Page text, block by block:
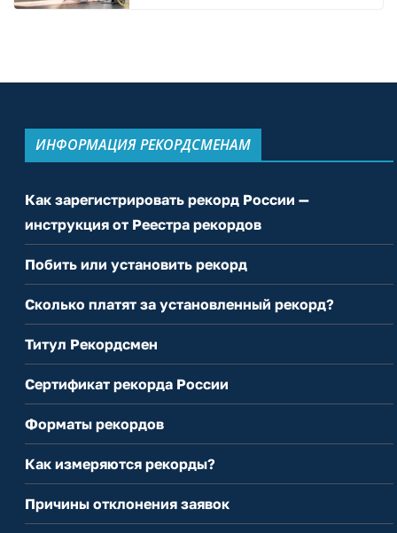
ИНФОРМАЦИЯ РЕКОРДСМЕНАМ
Как зарегистрировать рекорд России —
инструкция от Реестра рекордов
Побить или установить рекорд
Сколько платят за установленный рекорд?
Титул Рекордсмен
Сертификат рекорда России
Форматы рекордов
Как измеряются рекорды?
Причины отклонения заявок